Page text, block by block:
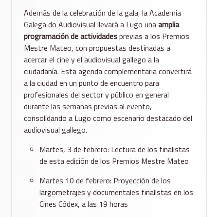
Además de la celebración de la gala, la Academia
Galega do Audiovisual llevará a Lugo unaamplia
programación de actividadesprevias a los Premios
Mestre Mateo, con propuestas destinadas a
acercar el cine y el audiovisual gallego a la
ciudadanía. Esta agenda complementaria convertirá
a la ciudad en un punto de encuentro para
profesionales del sector y público en general
durante las semanas previas al evento,
consolidando a Lugo como escenario destacado del
audiovisual gallego.
Martes, 3 de febrero: Lectura de los finalistas
de esta edición de los Premios Mestre Mateo
Martes 10 de febrero: Proyección de los
largometrajes y documentales finalistas en los
Cines Códex, a las 19 horas